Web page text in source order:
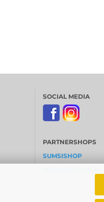
SOCIAL MEDIA
PARTNERSHOPS
SUMSISHOP